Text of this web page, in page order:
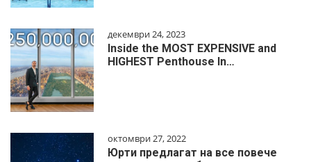
декември 24, 2023
Inside the MOST EXPENSIVE and
HIGHEST Penthouse In…
октомври 27, 2022
Юрти предлагат на все повече